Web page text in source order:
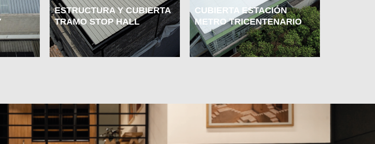
ESTRUCTURA Y CUBIERTA
TRAMO STOP HALL
CUBIERTA ESTACIÓN
METRO TRICENTENARIO